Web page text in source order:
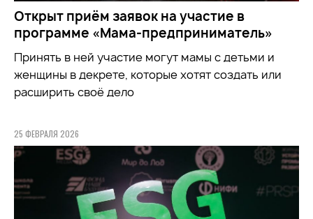
Открыт приём заявок на участие в
программе «Мама-предприниматель»
Принять в ней участие могут мамы с детьми и
женщины в декрете, которые хотят создать или
расширить своё дело
25 ФЕВРАЛЯ 2026